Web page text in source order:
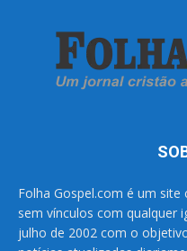
Folha Gospel.com é um
sem vínculos com qualquer
julho de 2002 com o